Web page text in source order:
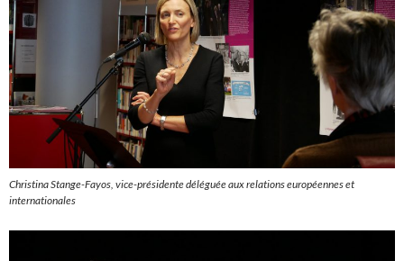
Christina Stange-Fayos, vice-présidente déléguée aux relations européennes et
internationales